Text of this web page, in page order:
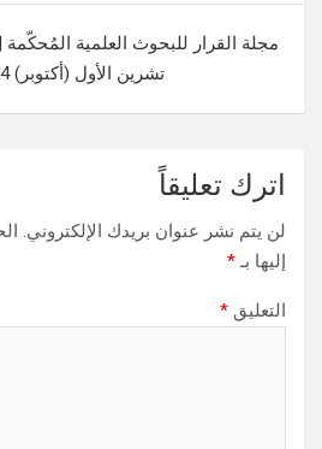
تشرين الأول (أكتوبر) 2024 | ربيع الآخِر 1446
اترك تعليقاً
لن يتم نشر عنوان بريدك الإلكتروني.
إليها بـ*
التعليق *